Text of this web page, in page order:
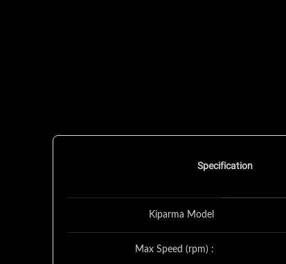
Specification
Kiparma Model
Max Speed (rpm) :